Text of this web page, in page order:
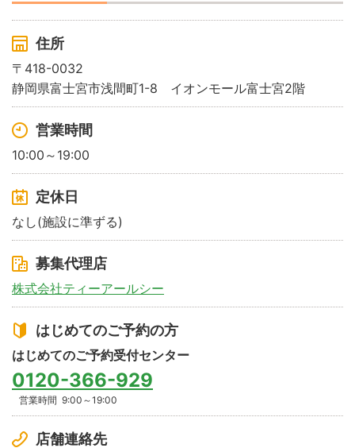
住所
〒418-0032
静岡県富士宮市浅間町1-8 イオンモール富士宮2階
営業時間
10:00～19:00
定休日
なし(施設に準ずる)
募集代理店
株式会社ティーアールシー
はじめてのご予約の方
はじめてのご予約受付センター
0120-366-929
営業時間 9:00～19:00
店舗連絡先